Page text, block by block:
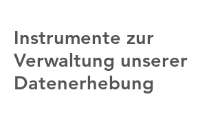
Instrumente zur
Verwaltung unserer
Datenerhebung